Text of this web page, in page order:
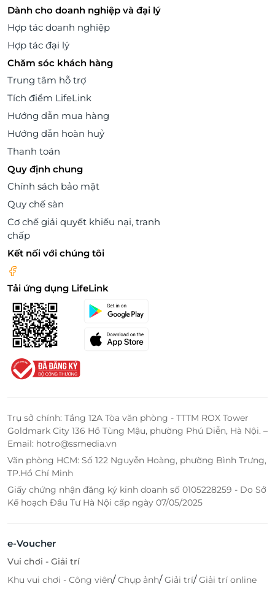
Dành cho doanh nghiệp và đại lý
Hợp tác doanh nghiệp
Hợp tác đại lý
Chăm sóc khách hàng
Trung tâm hỗ trợ
Tích điểm LifeLink
Hướng dẫn mua hàng
Hướng dẫn hoàn huỷ
Thanh toán
Quy định chung
Chính sách bảo mật
Quy chế sàn
Cơ chế giải quyết khiếu nại, tranh
chấp
Kết nối với chúng tôi
Tải ứng dụng LifeLink
Trụ sở chính: Tầng 12A Tòa văn phòng - TTTM ROX Tower
Goldmark City 136 Hồ Tùng Mậu, phường Phú Diễn, Hà Nội. –
Email: hotro@ssmedia.vn
Văn phòng HCM: Số 122 Nguyễn Hoàng, phường Bình Trưng,
TP.Hồ Chí Minh
Giấy chứng nhận đăng ký kinh doanh số 0105228259 - Do Sở
Kế hoạch Đầu Tư Hà Nội cấp ngày 07/05/2025
e-Voucher
Vui chơi - Giải trí
Khu vui chơi - Công viên/Chụp ảnh/Giải trí/Giải trí online